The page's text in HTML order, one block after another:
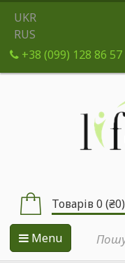
UKR
RUS
+38 (099) 128 86 57
Товарів 0 (₴0)
Menu